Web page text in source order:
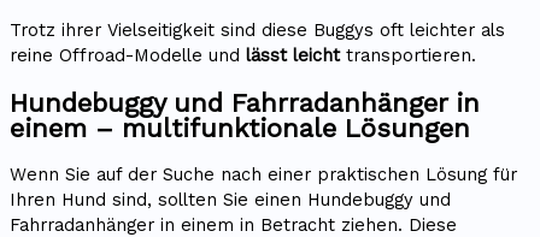
Trotz ihrer Vielseitigkeit sind diese Buggys oft leichter als
reine Offroad-Modelle und lässt leichttransportieren.
Hundebuggy und Fahrradanhänger in
einem – multifunktionale Lösungen
Wenn Sie auf der Suche nach einer praktischen Lösung für
Ihren Hund sind, sollten Sie einen Hundebuggy und
Fahrradanhänger in einem in Betracht ziehen. Diese